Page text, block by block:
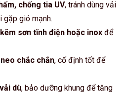
chống tia UV, tránh dùng vải
gặp gió mạnh.
sơn tĩnh điện hoặc inox để
chắc chắn, cố định tốt để
dù, bảo dưỡng khung để tăng